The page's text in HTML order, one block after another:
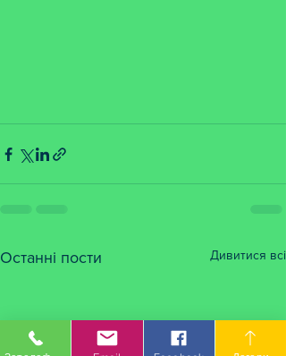
Останні пости Дивитися всі